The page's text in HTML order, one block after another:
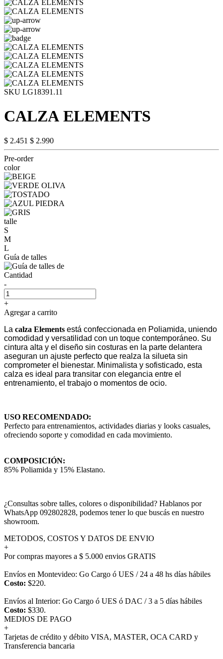
SKU LG18391.11
CALZA ELEMENTS
$ 2.451 $ 2.990
Pre-order
color
talle
S
M
L
Guía de talles
Cantidad
-
+
Agregar a carrito
La calza Elements está confeccionada en Poliamida, uniendo
comodidad y versatilidad con un toque contemporáneo. Su
cintura alta y el diseño sin costuras en la parte delantera
aseguran un ajuste perfecto que realza la silueta sin
comprometer el bienestar. Minimalista y sofisticado, esta
calza es ideal para transitar con elegancia entre el
entrenamiento, el trabajo o momentos de ocio.
USO RECOMENDADO:
Perfecto para entrenamientos, actividades diarias y looks casuales,
ofreciendo soporte y comodidad en cada movimiento.
COMPOSICIÓN:
85% Poliamida y 15% Elastano.
¿Consultas sobre talles, colores o disponibilidad? Hablanos por
WhatsApp 092802828, podemos tener lo que buscás en nuestro
showroom.
METODOS, COSTOS Y DATOS DE ENVIO
+
Por compras mayores a $ 5.000 envios GRATIS
Envíos en Montevideo: Go Cargo ó UES / 24 a 48 hs días hábiles
Costo: $220.
Envíos al Interior: Go Cargo ó UES ó DAC / 3 a 5 días hábiles
Costo: $330.
MEDIOS DE PAGO
+
Tarjetas de crédito y débito VISA, MASTER, OCA CARD y
Transferencia bancaria